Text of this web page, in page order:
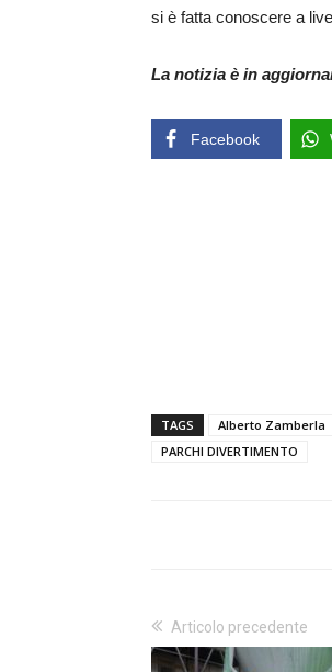
si è fatta conoscere a
La notizia è in
Facebook
TAGS Alberto Zamberla
PARCHI DIVERTIMENTO
Articolo precedente